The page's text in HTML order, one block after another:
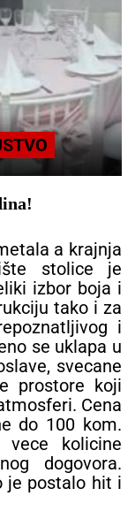
a krajnja
stolice je
izbor boja i
tako i za
i
se uklapa u
svecane
prostore koji
Cena
do 100 kom.
kolicine
dogovora.
je postalo hit i